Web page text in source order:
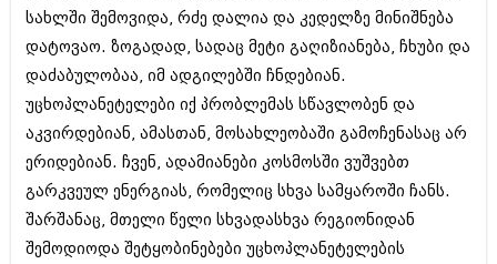
დეკემბერი 2009 (510)
ოქტომბერი 2009 (382)
სექტემბერი 2009 (541)
აგვისტო 2009 (14)
ივლისი 2009 (118)
თებერვალი 0216 (1)
დეკემბერი 0215 (1)
ოქტომბერი 0215 (1)
აგვისტო 0215 (2)
აგვისტო 0212 (1)
ივნისი 0212 (2)
სახლში შემოვიდა, რძე დალია და კედელზე მინიშნება
დატოვაო. ზოგადად, სადაც მეტი გაღიზიანება, ჩხუბი და
დაძაბულობაა, იმ ადგილებში ჩნდებიან.
უცხოპლანეტელები იქ პრობლემას სწავლობენ და
აკვირდებიან, ამასთან, მოსახლეობაში გამოჩენასაც არ
ერიდებიან. ჩვენ, ადამიანები კოსმოსში ვუშვებთ
გარკვეულ ენერგიას, რომელიც სხვა სამყაროში ჩანს.
შარშანაც, მთელი წელი სხვადასხვა რეგიონიდან
შემოდიოდა შეტყობინებები უცხოპლანეტელების